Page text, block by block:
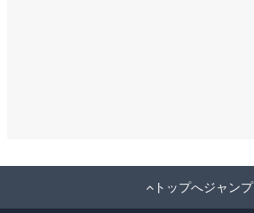
トップへジャンプ